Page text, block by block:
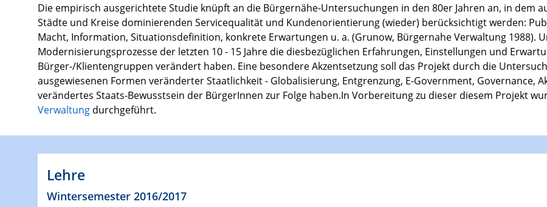
Die empirisch ausgerichtete Studie knüpft an die Bürgernähe-Untersuchungen in den 80er Jahren an, in dem
Städte und Kreise dominierenden Servicequalität und Kundenorientierung (wieder) berücksichtigt werden:
Macht, Information, Situationsdefinition, konkrete Erwartungen u. a. (Grunow, Bürgernahe Verwaltung 1988).
Modernisierungsprozesse der letzten 10 - 15 Jahre die diesbezüglichen Erfahrungen, Einstellungen und
Bürger-/Klientengruppen verändert haben. Eine besondere Akzentsetzung soll das Projekt durch die
ausgewiesenen Formen veränderter Staatlichkeit - Globalisierung, Entgrenzung, E-Government, Governance,
verändertes Staats-Bewusstsein der BürgerInnen zur Folge haben.In Vorbereitung zu dieser diesem Projekt
Verwaltung durchgeführt.
Lehre
Wintersemester 2016/2017